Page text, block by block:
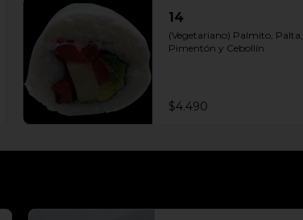
14
(Vegetariano) Palmito, Palta,
Pimentón y Cebollín
$4.490